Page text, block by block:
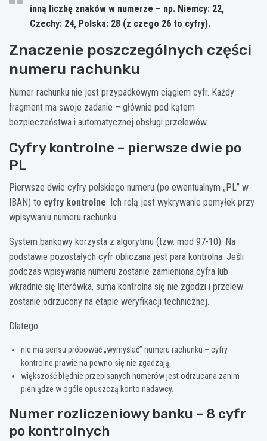
inną liczbę znaków w numerze – np. Niemcy: 22,
Czechy: 24, Polska: 28 (z czego 26 to cyfry).
Znaczenie poszczególnych części
numeru rachunku
Numer rachunku nie jest przypadkowym ciągiem cyfr. Każdy
fragment ma swoje zadanie – głównie pod kątem
bezpieczeństwa i automatycznej obsługi przelewów.
Cyfry kontrolne – pierwsze dwie po
PL
Pierwsze dwie cyfry polskiego numeru (po ewentualnym „PL” w
IBAN) to cyfry kontrolne. Ich rolą jest wykrywanie pomyłek przy
wpisywaniu numeru rachunku.
System bankowy korzysta z algorytmu (tzw. mod 97-10). Na
podstawie pozostałych cyfr obliczana jest para kontrolna. Jeśli
podczas wpisywania numeru zostanie zamieniona cyfra lub
wkradnie się literówka, suma kontrolna się nie zgodzi i przelew
zostanie odrzucony na etapie weryfikacji technicznej.
Dlatego:
nie ma sensu próbować „wymyślać” numeru rachunku – cyfry
kontrolne prawie na pewno się nie zgadzają,
większość błędnie przepisanych numerów jest odrzucana zanim
pieniądze w ogóle opuszczą konto nadawcy.
Numer rozliczeniowy banku – 8 cyfr
po kontrolnych